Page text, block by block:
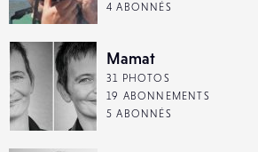
4 ABONNÉS
Mamat
31 PHOTOS
19 ABONNEMENTS
5 ABONNÉS